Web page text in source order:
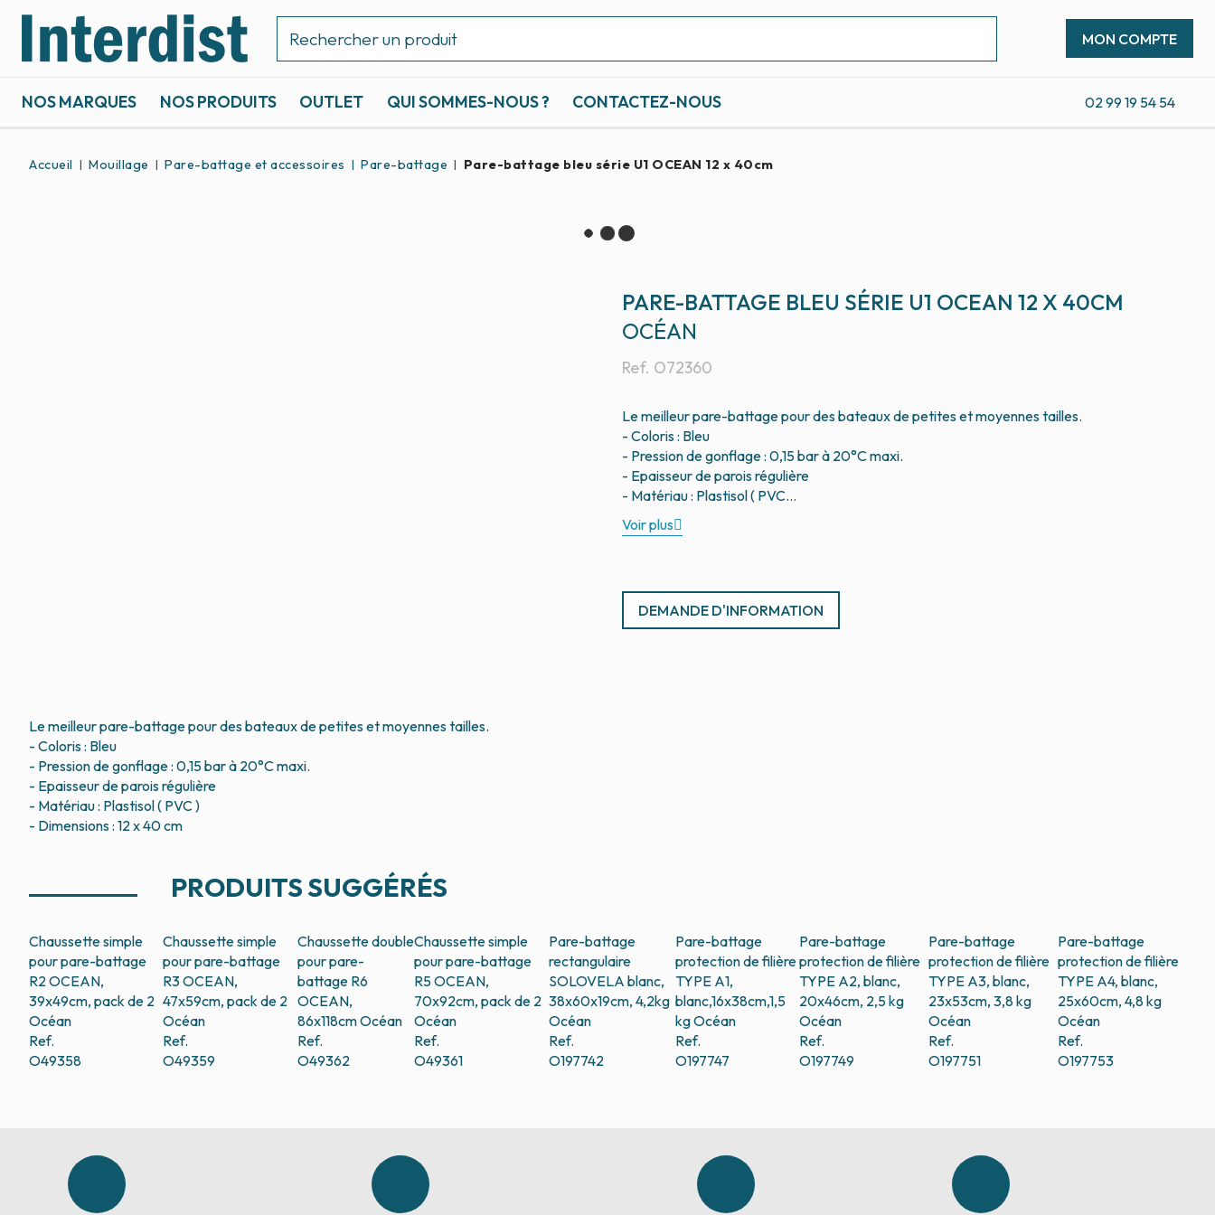
NOS MARQUES NOS PRODUITS OUTLET QUI SOMMES-NOUS ? CONTACTEZ-NOUS
MON COMPTE
02 99 19 54 54
Accueil Mouillage Pare-battage et accessoires Pare-battage Pare-battage bleu série U1 OCEAN 12 x 40cm
PARE-BATTAGE BLEU SÉRIE U1 OCEAN 12 X 40CM
Ref. O72360
OCÉAN
Le meilleur pare-battage pour des bateaux de petites et moyennes tailles.
- Coloris : Bleu
- Pression de gonflage : 0,15 bar à 20°C maxi.
- Epaisseur de parois régulière
Voir plus
Le meilleur pare-battage pour des bateaux de petites et moyennes tailles.
- Coloris : Bleu
- Pression de gonflage : 0,15 bar à 20°C maxi.
- Epaisseur de parois régulière
- Matériau : Plastisol ( PVC )
- Dimensions : 12 x 40 cm
DEMANDE D'INFORMATION
PRODUITS SUGGÉRÉS
Chaussette simple
pour pare-battage
R2 OCEAN,
39x49cm, pack de 2
Océan
Ref.
O49358
Chaussette simple
pour pare-battage
R3 OCEAN,
47x59cm, pack de 2
Océan
Ref.
O49359
Chaussette double
pour pare-
battage R6
OCEAN,
86x118cmOcéan
Ref.
O49362
Chaussette simple
pour pare-battage
R5 OCEAN,
70x92cm, pack de 2
Océan
Ref.
O49361
Pare-battage
rectangulaire
SOLOVELA blanc,
38x60x19cm, 4,2kg
Océan
Ref.
O197742
Pare-battage
protection de filière
TYPE A1,
blanc,16x38cm,1,5
kgOcéan
Ref.
O197747
Pare-battage
protection de filière
TYPE A2, blanc,
20x46cm, 2,5 kg
Océan
Ref.
O197749
Pare-battage
protection de filière
TYPE A3, blanc,
23x53cm, 3,8 kg
Océan
Ref.
O197751
Pare-battage
protection de filière
TYPE A4, blanc,
25x60cm, 4,8 kg
Océan
Ref.
O197753